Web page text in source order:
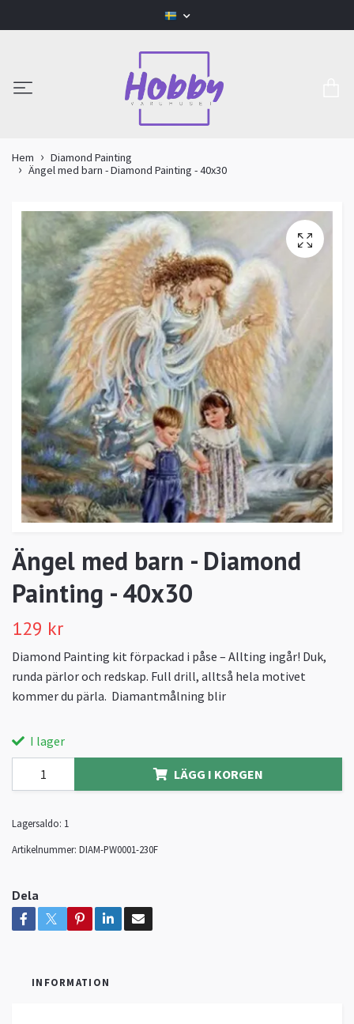
Hem
Diamond Painting
Ängel med barn - Diamond Painting - 40x30
Ängel med barn - Diamond
Painting - 40x30
129 kr
Diamond Painting kit förpackad i påse – Allting ingår! Duk,
runda pärlor och redskap. Full drill, alltså hela motivet
kommer du pärla. Diamantmålning blir
I lager
LÄGG I KORGEN
Lagersaldo: 1
Artikelnummer: DIAM-PW0001-230F
Dela
INFORMATION